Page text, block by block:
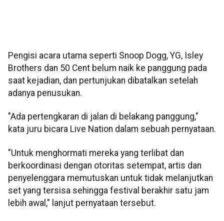
Pengisi acara utama seperti Snoop Dogg, YG, Isley
Brothers dan 50 Cent belum naik ke panggung pada
saat kejadian, dan pertunjukan dibatalkan setelah
adanya penusukan.
"Ada pertengkaran di jalan di belakang panggung,"
kata juru bicara Live Nation dalam sebuah pernyataan.
"Untuk menghormati mereka yang terlibat dan
berkoordinasi dengan otoritas setempat, artis dan
penyelenggara memutuskan untuk tidak melanjutkan
set yang tersisa sehingga festival berakhir satu jam
lebih awal," lanjut pernyataan tersebut.